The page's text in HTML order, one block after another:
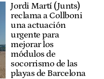
Jordi Martí (Junts)
reclama a Collboni
una actuación
urgente para
mejorar los
módulos de
socorrismo de las
playas de Barcelona